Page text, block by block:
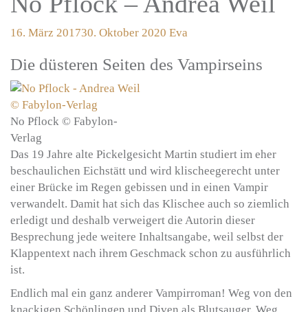
16. März 201730. Oktober 2020 Eva
Die düsteren Seiten des Vampirseins
No Pflock © Fabylon-
Verlag
Das 19 Jahre alte Pickelgesicht Martin studiert im eher
beschaulichen Eichstätt und wird klischeegerecht unter
einer Brücke im Regen gebissen und in einen Vampir
verwandelt. Damit hat sich das Klischee auch so ziemlich
erledigt und deshalb verweigert die Autorin dieser
Besprechung jede weitere Inhaltsangabe, weil selbst der
Klappentext nach ihrem Geschmack schon zu ausführlich
ist.
Endlich mal ein ganz anderer Vampirroman! Weg von den